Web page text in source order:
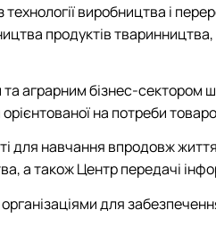
виробництва і
продуктів
аграрним бізнес-сектором
на потреби
для навчання впродовж
а також Центр передачі
для